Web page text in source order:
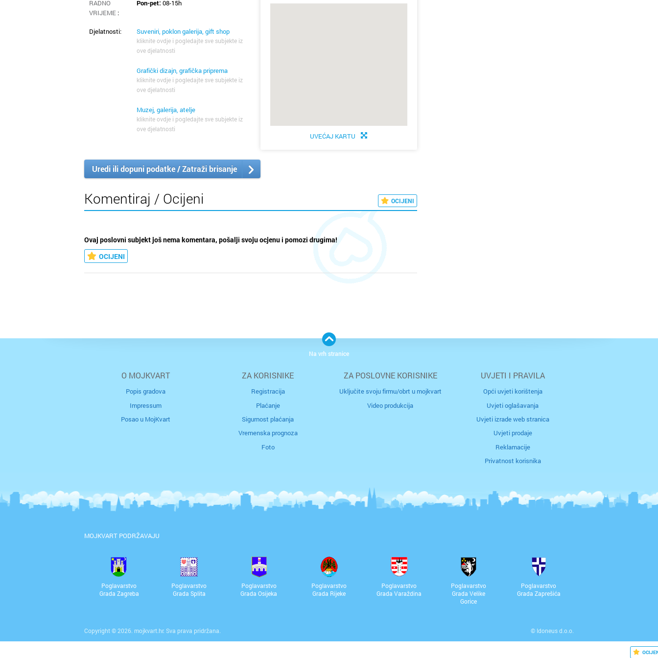
RADNO
VRIJEME :
Pon-pet: 08-15h
Djelatnosti: Suveniri, poklon galerija, gift shop
kliknite ovdje i pogledajte sve subjekte iz
ove djelatnosti
Grafički dizajn, grafička priprema
kliknite ovdje i pogledajte sve subjekte iz
ove djelatnosti
Muzej, galerija, atelje
kliknite ovdje i pogledajte sve subjekte iz
ove djelatnosti
UVEĆAJ KARTU
Uredi ili dopuni podatke / Zatraži brisanje
Komentiraj / Ocijeni OCIJENI
Ovaj poslovni subjekt još nema komentara, pošalji svoju ocjenu i pomozi drugima!
OCIJENI
O MOJKVART
Popis gradova
Impressum
Posao u MojKvart
ZA KORISNIKE
Registracija
Plaćanje
Sigurnost plaćanja
Vremenska prognoza
Foto
ZA POSLOVNE KORISNIKE
Uključite svoju firmu/obrt u mojkvart
Video produkcija
UVJETI I PRAVILA
Opći uvjeti korištenja
Uvjeti oglašavanja
Uvjeti izrade web stranica
Uvjeti prodaje
Reklamacije
Privatnost korisnika
MOJKVART PODRŽAVAJU
Poglavarstvo
Grada Zagreba
Poglavarstvo
Grada Splita
Poglavarstvo
Grada Osijeka
Poglavarstvo
Grada Rijeke
Poglavarstvo
Grada Varaždina
Poglavarstvo
Grada Velike
Gorice
Poglavarstvo
Grada Zaprešića
Copyright © 2026. mojkvart.hr. Sva prava pridržana. © Idoneus d.o.o.
Na vrh stranice